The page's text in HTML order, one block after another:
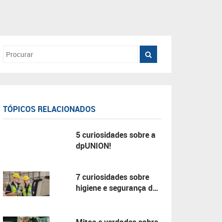
TÓPICOS RELACIONADOS
5 curiosidades sobre a
dpUNION!
7 curiosidades sobre
higiene e segurança do